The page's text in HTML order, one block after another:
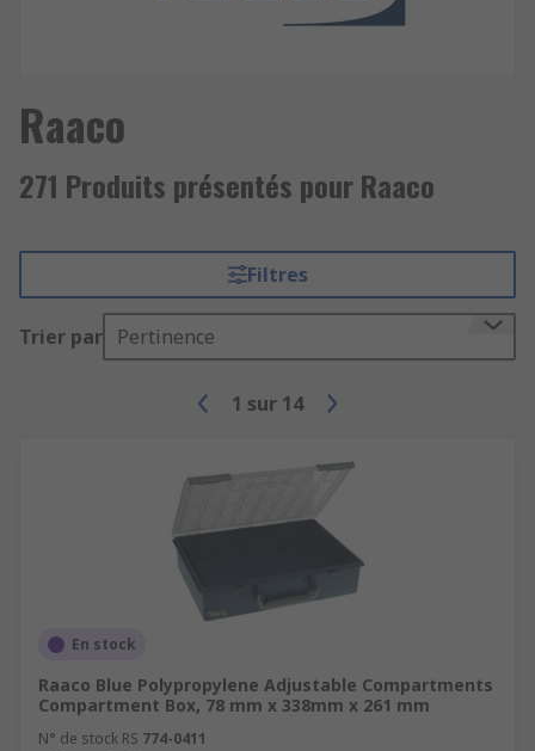
Raaco
271 Produits présentés pour Raaco
Filtres
Trier par Pertinence
1 sur 14
En stock
Raaco Blue Polypropylene Adjustable Compartments
Compartment Box, 78 mm x 338mm x 261 mm
N° de stock RS 774-0411